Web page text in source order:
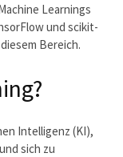
Learnings
und scikit-
Bereich.
Intelligenz (KI),
sich zu